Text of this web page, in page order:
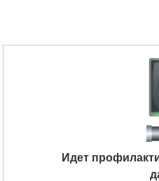
Идет